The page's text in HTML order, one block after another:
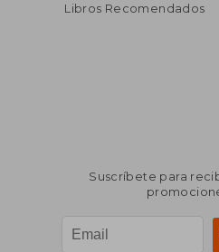
Libros Recomendados